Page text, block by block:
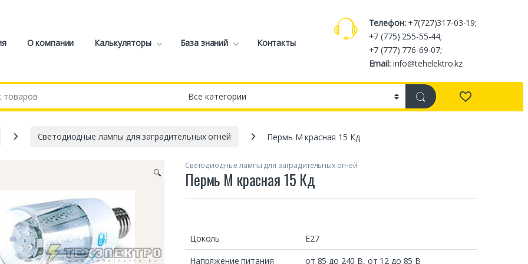
О компании Калькуляторы База знаний Контакты
Телефон:+7(727)317-03-19;
+7 (775) 255-55-44;
+7 (777) 776-69-07;
Email:info@tehelektro.kz
Светодиодные лампы для заградительных огней Пермь М красная 15 Кд
🔍
Светодиодные лампы для заградительных огней
Пермь М красная 15 Кд
Цоколь
E27
Напряжение питания
от 85 до 240 В, от 12 до 85 В